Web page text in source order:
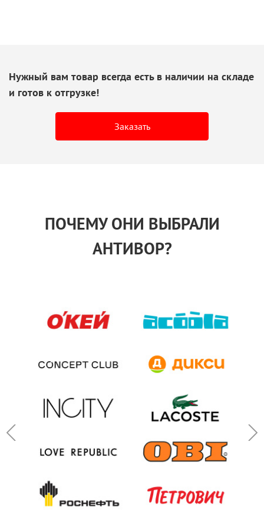
Нужный вам товар всегда есть в наличии на складе
и готов к отгрузке!
Заказать
ПОЧЕМУ ОНИ ВЫБРАЛИ
АНТИВОР?